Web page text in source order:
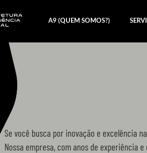
A9 (QUEM SOMOS?)
Se você busca por inovação e excelência
Nossa empresa, com anos de experiência